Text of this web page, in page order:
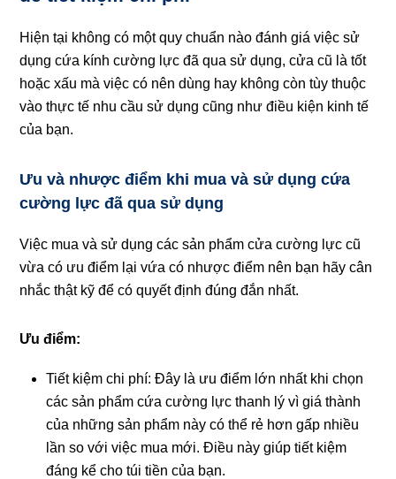
Hiện tại không có một quy chuẩn nào đánh giá việc sử
dụng cứa kính cường lực đã qua sử dụng, cửa cũ là tốt
hoặc xấu mà việc có nên dùng hay không còn tùy thuộc
vào thực tế nhu cầu sử dụng cũng như điều kiện kinh tế
của bạn.
Ưu và nhược điểm khi mua và sử dụng cứa
cường lực đã qua sử dụng
Việc mua và sử dụng các sản phẩm cửa cường lực cũ
vừa có ưu điểm lại vứa có nhược điểm nên bạn hãy cân
nhắc thật kỹ để có quyết định đúng đắn nhất.
Ưu điểm:
Tiết kiệm chi phí: Đây là ưu điểm lớn nhất khi chọn
các sản phẩm cứa cường lực thanh lý vì giá thành
của những sản phẩm này có thể rẻ hơn gấp nhiều
lần so với việc mua mới. Điều này giúp tiết kiệm
đáng kể cho túi tiền của bạn.